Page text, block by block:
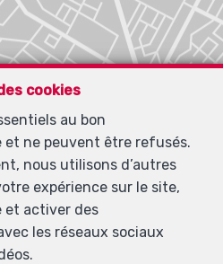
cookies
au bon
ne peuvent être refusés.
nous utilisons d’autres
expérience sur le site,
et activer des
les réseaux sociaux